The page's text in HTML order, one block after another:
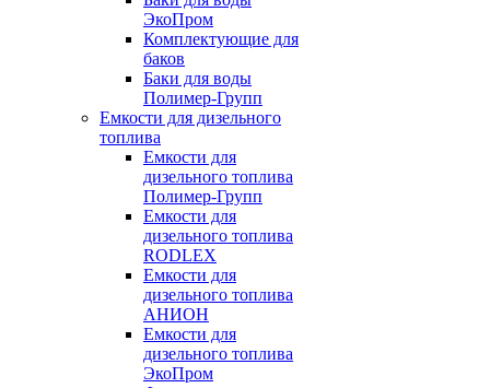
ЭкоПром
Комплектующие для
баков
Баки для воды
Полимер-Групп
Емкости для дизельного
топлива
Емкости для
дизельного топлива
Полимер-Групп
Емкости для
дизельного топлива
RODLEX
Емкости для
дизельного топлива
АНИОН
Емкости для
дизельного топлива
ЭкоПром